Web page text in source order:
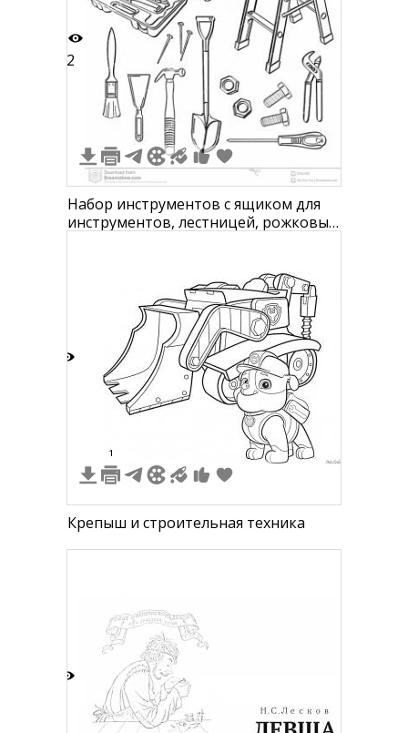
2
Набор инструментов с ящиком для
инструментов, лестницей, рожковым
болтами, винтами, гаечным ключом
и отверткой
1
Крепыш и строительная техника